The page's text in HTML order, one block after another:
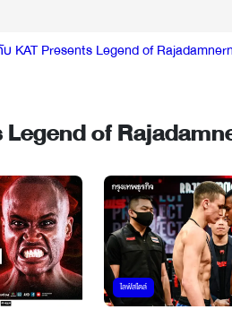
KAT Presents Legend of Rajadamnern
of
ไลฟ์สไตล์